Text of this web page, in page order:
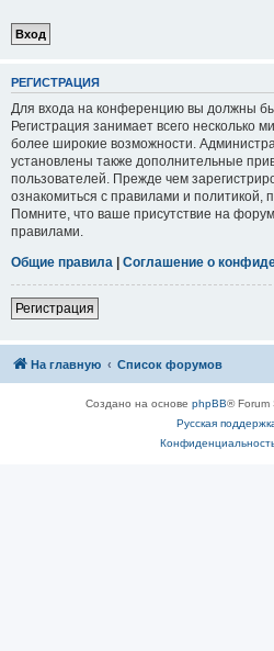
РЕГИСТРАЦИЯ
Для входа на конференцию вы должны
Регистрация занимает всего несколько
более широкие возможности.
установлены также дополнительные
пользователей. Прежде чем
ознакомиться с правилами и политикой,
Помните, что ваше присутствие на
правилами.
Общие правила | Соглашение о
Регистрация
На главную Список форумов
Создано на основе phpBB® Forum
Русская